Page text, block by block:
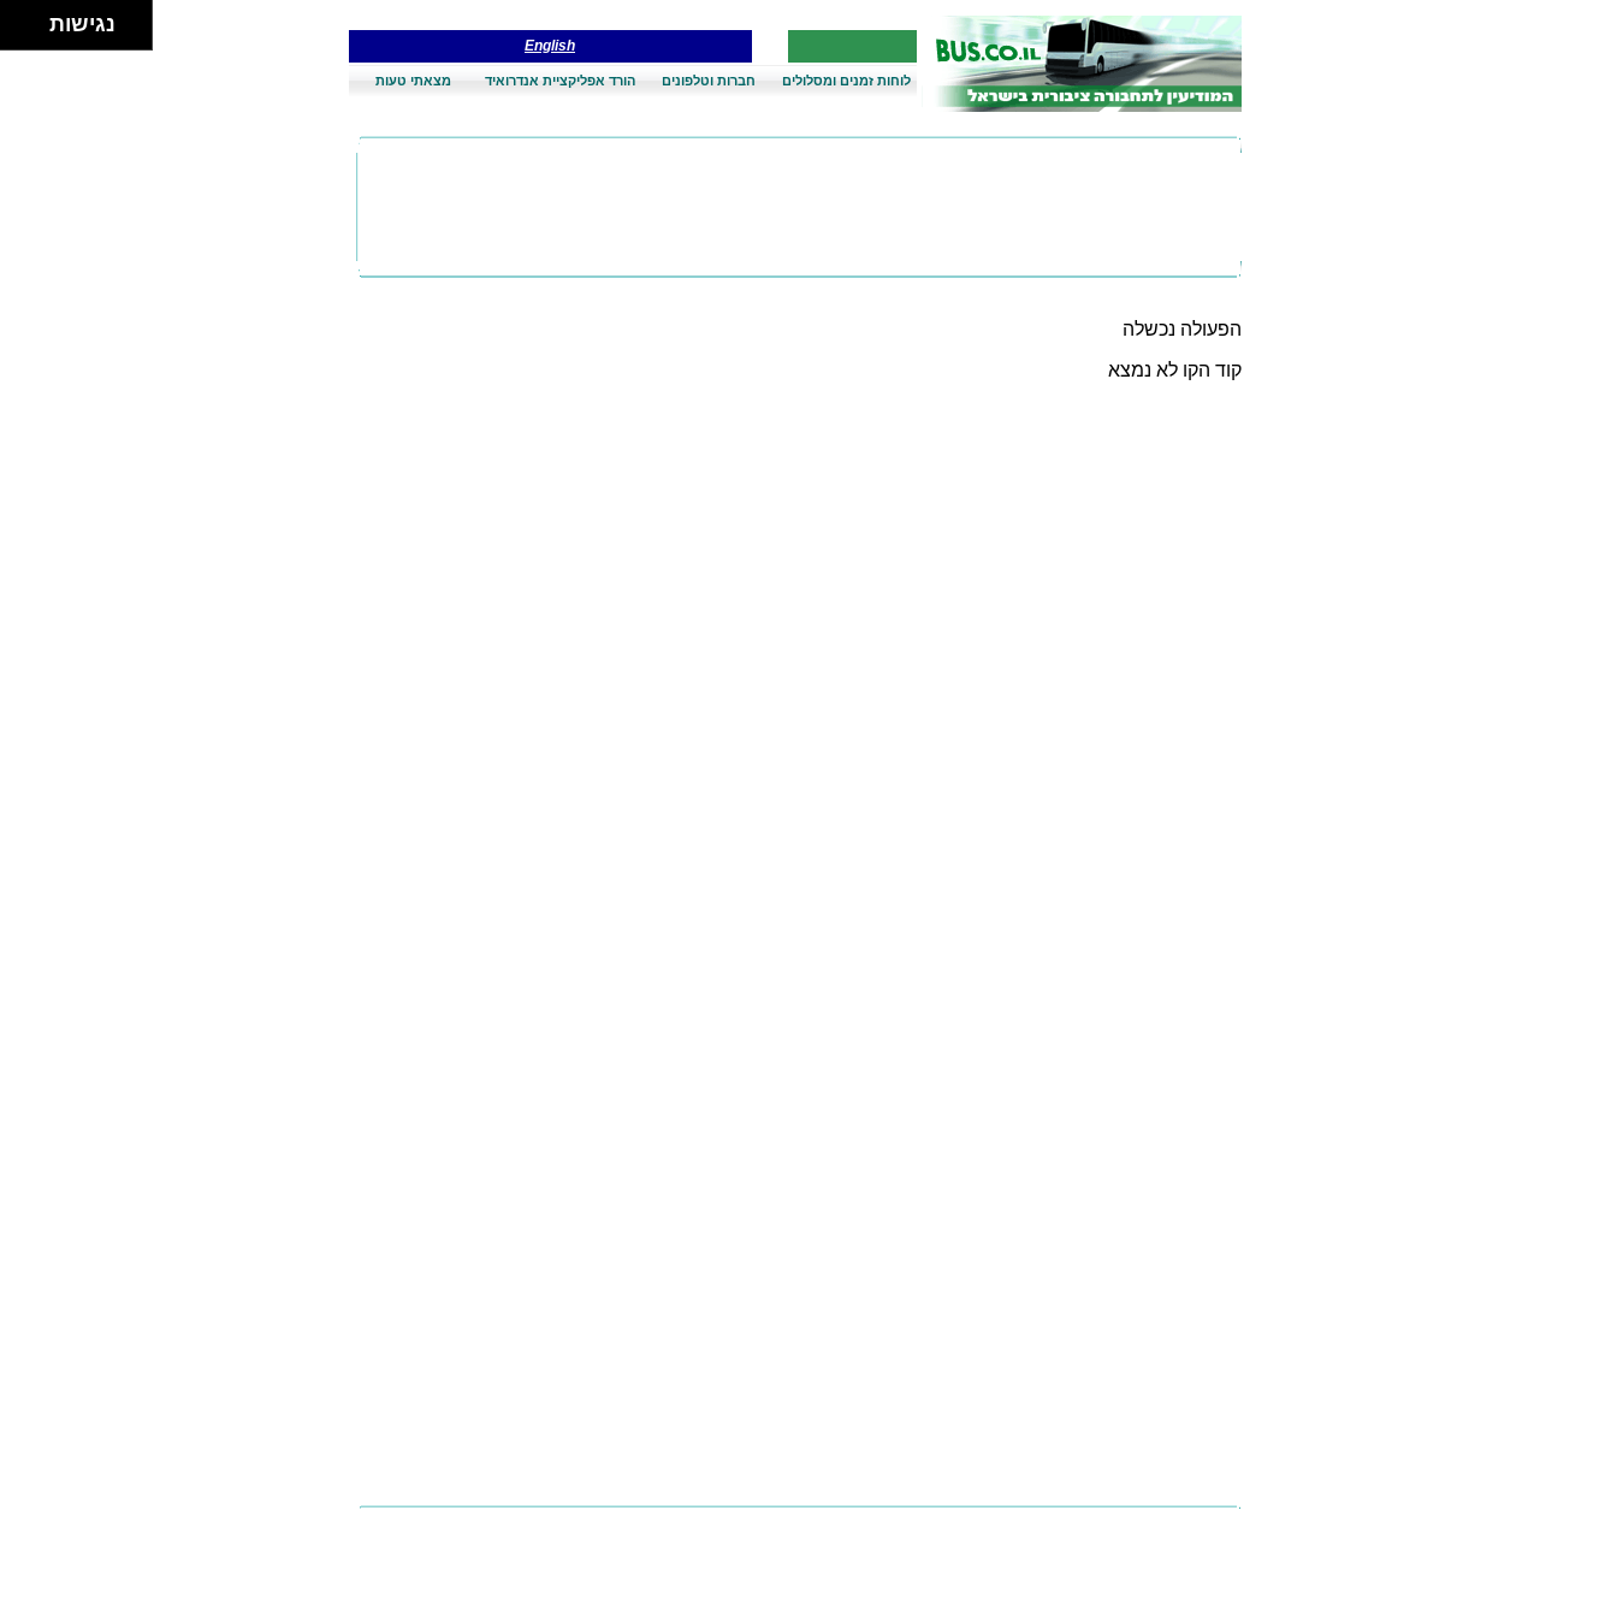
English
לוחות זמנים ומסלולים חברות וטלפונים הורד אפליקציית אנדרואיד מצאתי טעות
הפעולה נכשלה
קוד הקו לא נמצא
נגישות